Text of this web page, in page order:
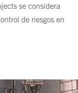
se considera
de riesgos en